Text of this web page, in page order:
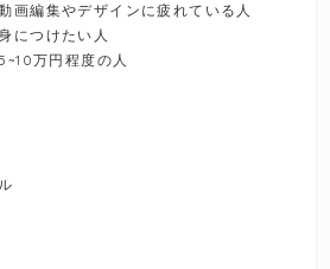
画編集やデザインに疲れている人
につけたい人
万円程度の人